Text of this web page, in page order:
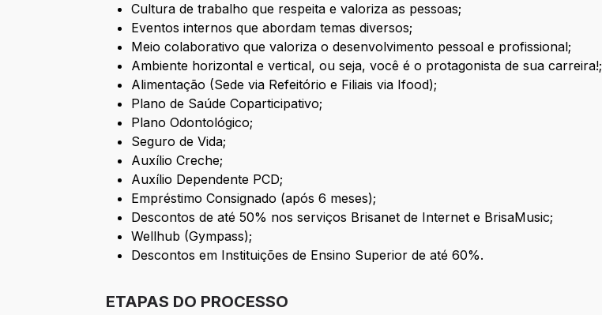
Cultura de trabalho que respeita e valoriza as pessoas;
Eventos internos que abordam temas diversos;
Meio colaborativo que valoriza o desenvolvimento pessoal e profissional;
Ambiente horizontal e vertical, ou seja, você é o protagonista de sua carreira!;
Alimentação (Sede via Refeitório e Filiais via Ifood);
Plano de Saúde Coparticipativo;
Plano Odontológico;
Seguro de Vida;
Auxílio Creche;
Auxílio Dependente PCD;
Empréstimo Consignado (após 6 meses);
Descontos de até 50% nos serviços Brisanet de Internet e BrisaMusic;
Wellhub (Gympass);
Descontos em Instituições de Ensino Superior de até 60%.
ETAPAS DO PROCESSO